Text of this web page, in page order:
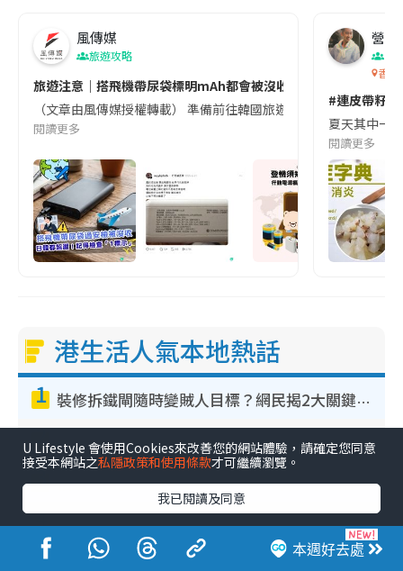
風傳媒
旅遊攻略
旅遊注意｜搭飛機帶尿袋標明mAh都會被沒收😱出發前切記檢查
（文章由風傳媒授權轉載） 準備前往韓國旅遊的民眾，近期要
閱讀更多
營養
香港
#連皮帶籽
夏天其中一
閱讀更多
港生活人氣本地熱話
1 裝修拆鐵閘隨時變賊人目標？網民揭2大關鍵用途：裝新式等於白裝？附新舊鐵閘分別
2 網傳公院改用內地/副廠藥？醫生拆解正副廠分別 揭4類人換藥隨時出事
3 怕蟲人士夏日救星！日本3COINS爆紅驅蟲神器$45起 1招「全程免觸碰」輕鬆搞定小強
4 立秋2026｜8月7日立秋進入「多事之秋」 3件事唔做得！專家教6招開運 清枱頭／銀包納氣接好運
5 本週好去處
U Lifestyle 會使用Cookies來改善您的網站體驗，請確定您同意
接受本網站之私隱政策和使用條款才可繼續瀏覽。
我已閱讀及同意